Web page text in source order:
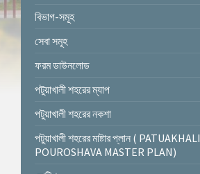
বিভাগ-সমূহ
সেবা সমূহ
ফরম ডাউনলোড
পটুয়াখালী শহরের ম্যাপ
পটুয়াখালী শহরের নকশা
পটুয়াখালী শহরের মাষ্টার প্লান ( PATUAKHALI
POUROSHAVA MASTER PLAN)